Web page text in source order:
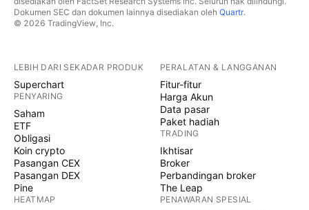
Dokumen SEC dan dokumen lainnya disediakan oleh Quartr.
© 2026 TradingView, Inc.
LEBIH DARI SEKADAR PRODUK
Superchart
PENYARING
Saham
ETF
Obligasi
Koin crypto
Pasangan CEX
Pasangan DEX
Pine
HEATMAP
PERALATAN & LANGGANAN
Fitur-fitur
Harga Akun
Data pasar
Paket hadiah
TRADING
Ikhtisar
Broker
Perbandingan broker
The Leap
PENAWARAN SPESIAL